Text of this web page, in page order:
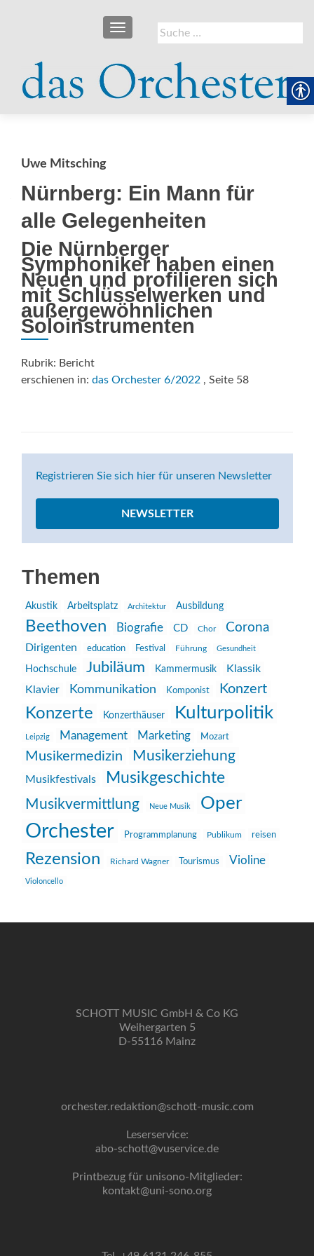
Suche
nach:
SCHALTE NAVIGATION
Uwe Mitsching
Nürnberg: Ein Mann für
alle Gelegenheiten
Die Nürnberger
Symphoniker haben einen
Neuen und profilieren sich
mit Schlüsselwerken und
außergewöhnlichen
Soloinstrumenten
Rubrik: Bericht
erschienen in: das Orchester 6/2022 , Seite 58
Registrieren Sie sich hier für unseren Newsletter
NEWSLETTER
Themen
Akustik Arbeitsplatz Architektur Ausbildung
Beethoven Biografie CD Chor Corona
Dirigenten education Festival Führung Gesundheit
Hochschule Jubiläum Kammermusik
Klassik
Klavier
Kommunikation Komponist Konzert
Konzerte Konzerthäuser Kulturpolitik
Leipzig Management Marketing Mozart
Musikermedizin Musikerziehung
Musikfestivals Musikgeschichte
Musikvermittlung Neue Musik Oper
Orchester Programmplanung Publikum reisen
Rezension Richard Wagner Tourismus Violine
Violoncello
SCHOTT MUSIC GmbH & Co KG
Weihergarten 5
D-55116 Mainz
orchester.redaktion@schott-music.com
Leserservice:
abo-schott@vuservice.de
Printbezug für unisono-Mitglieder:
kontakt@uni-sono.org